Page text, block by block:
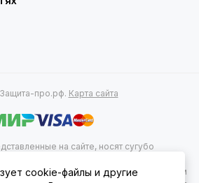
про.рф. Карта сайта
на сайте, носят сугубо
следует обращаться к менеджерам
cookie-файлы и другие